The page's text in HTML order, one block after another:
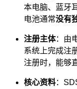
本电脑、蓝牙
电池通常没有
注册主体：由
系统上完成注
注册时，能够
核心资料：